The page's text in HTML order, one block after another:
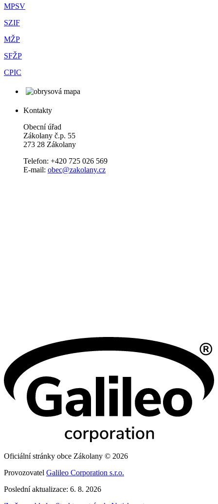
MPSV
SZIF
MŽP
SFŽP
CPIC
Kontakty
Obecní úřad
Zákolany č.p. 55
273 28 Zákolany
Telefon: +420 725 026 569
E-mail: obec@zakolany.cz
Oficiální stránky obce Zákolany © 2026
Provozovatel Galileo Corporation s.r.o.
Poslední aktualizace: 6. 8. 2026